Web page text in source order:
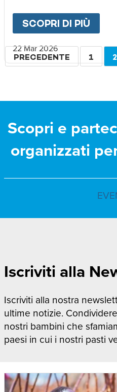
SCOPRI DI PIÙ
22 Mar 2026
Paginazione
PAGINA
PRECEDENTE PAGINA
1 2
Scopri e
organizzati
Iscriviti alla
Iscriviti alla nostra
ultime notizie.
nostri bambini che
paesi in cui i nostri pasti